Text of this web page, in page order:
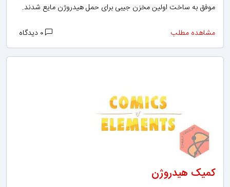
موفق به ساخت اولین مخزن جیبی برای حمل هیدروژن مایع شدند.
مشاهده مطلب
کمیک هیدروژن